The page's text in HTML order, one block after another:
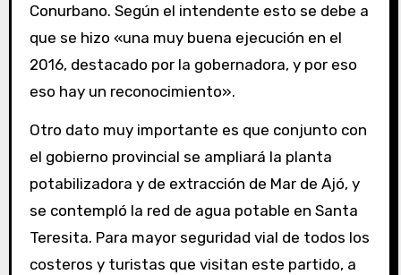
Conurbano. Según el intendente esto se debe a
que se hizo «una muy buena ejecución en el
2016, destacado por la gobernadora, y por eso
eso hay un reconocimiento».
Otro dato muy importante es que conjunto con
el gobierno provincial se ampliará la planta
potabilizadora y de extracción de Mar de Ajó, y
se contempló la red de agua potable en Santa
Teresita. Para mayor seguridad vial de todos los
costeros y turistas que visitan este partido, a